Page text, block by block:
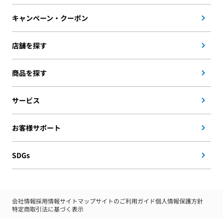
キャンペーン・クーポン
店舗を探す
商品を探す
サービス
お客様サポート
SDGs
会社情報採用情報サイトマップサイトのご利用ガイド個人情報保護方針
特定商取引法に基づく表示